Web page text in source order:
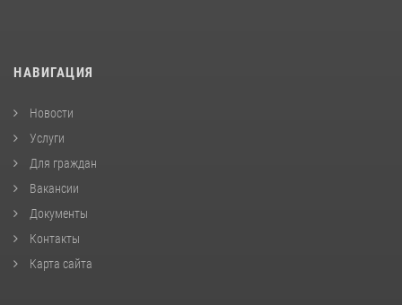
НАВИГАЦИЯ
Новости
Услуги
Для граждан
Вакансии
Документы
Контакты
Карта сайта